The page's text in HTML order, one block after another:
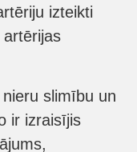
izteikti
slimību un
ir izraisījis